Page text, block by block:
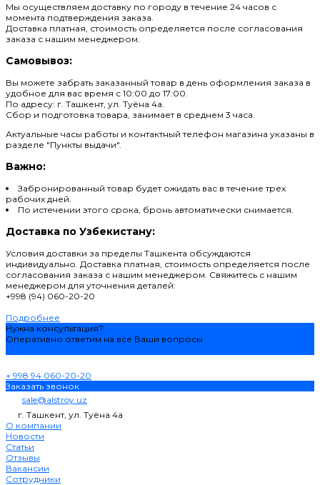
Мы осуществляем доставку по городу в течение 24 часов с
момента подтверждения заказа.
Доставка платная, стоимость определяется после согласования
заказа с нашим менеджером.
Самовывоз:
Вы можете забрать заказанный товар в день оформления заказа в
удобное для вас время с 10:00 до 17:00.
По адресу: г. Ташкент, ул. Туёна 4а.
Сбор и подготовка товара, занимает в среднем 3 часа.
Актуальные часы работы и контактный телефон магазина указаны в
разделе "Пункты выдачи".
Важно:
Забронированный товар будет ожидать вас в течение трех
рабочих дней.
По истечении этого срока, бронь автоматически снимается.
Доставка по Узбекистану:
Условия доставки за пределы Ташкента обсуждаются
индивидуально. Доставка платная, стоимость определяется после
согласования заказа с нашим менеджером. Свяжитесь с нашим
менеджером для уточнения деталей:
+998 (94) 060-20-20
Подробнее
Нужна консультация?
Оперативно ответим на все Ваши вопросы
+ 998 94 060-20-20
Заказать звонок
sale@alstroy.uz
г. Ташкент, ул. Туёна 4а
О компании
Новости
Статьи
Отзывы
Вакансии
Сотрудники